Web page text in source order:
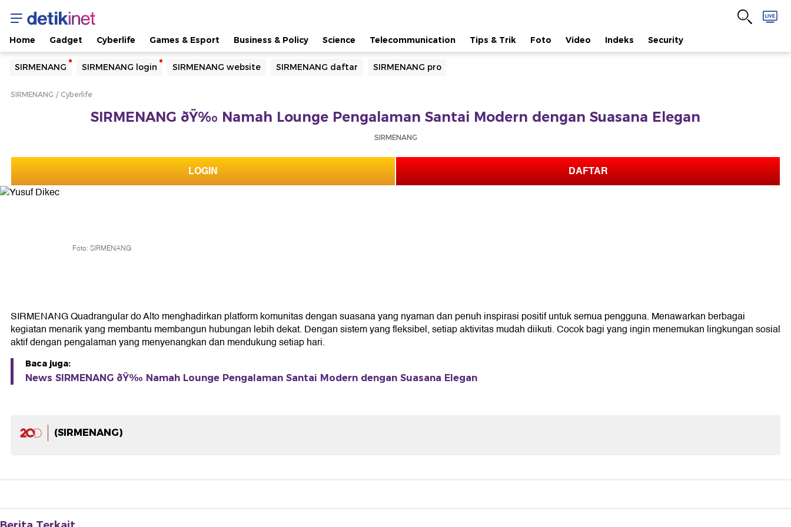
Home Gadget Cyberlife Games & Esport Business & Policy Science Telecommunication Tips & Trik Foto Video Indeks Security
SIRMENANG SIRMENANG login SIRMENANG website SIRMENANG daftar SIRMENANG pro
Yang sedang ramai dicari
Loading...
SIRMENANG Cyberlife
SIRMENANG ðŸ‰ Namah Lounge Pengalaman Santai Modern dengan Suasana Elegan
SIRMENANG
LOGIN DAFTAR
Foto: SIRMENANG
SIRMENANG Quadrangular do Alto menghadirkan platform komunitas dengan suasana yang nyaman dan penuh inspirasi positif untuk semua pengguna. Menawarkan berbagai
kegiatan menarik yang membantu membangun hubungan lebih dekat. Dengan sistem yang fleksibel, setiap aktivitas mudah diikuti. Cocok bagi yang ingin menemukan lingkungan sosial
aktif dengan pengalaman yang menyenangkan dan mendukung setiap hari.
Baca juga:
News SIRMENANG ðŸ‰ Namah Lounge Pengalaman Santai Modern dengan Suasana Elegan
(SIRMENANG)